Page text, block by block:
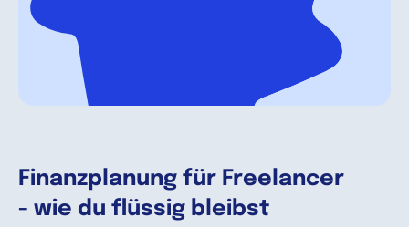
Finanzplanung für Freelancer
- wie du flüssig bleibst
Contenido
Español